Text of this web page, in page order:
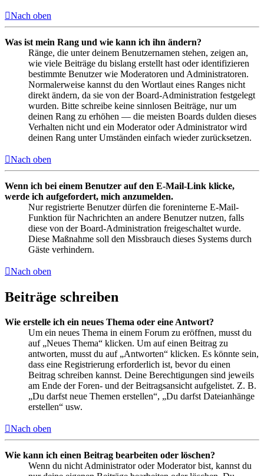
Nach oben
Was ist mein Rang und wie kann ich ihn ändern?
Ränge, die unter deinem Benutzernamen stehen, zeigen an,
wie viele Beiträge du bislang erstellt hast oder identifizieren
bestimmte Benutzer wie Moderatoren und Administratoren.
Normalerweise kannst du den Wortlaut eines Ranges nicht
direkt ändern, da sie von der Board-Administration festgelegt
wurden. Bitte schreibe keine sinnlosen Beiträge, nur um
deinen Rang zu erhöhen — die meisten Boards dulden dieses
Verhalten nicht und ein Moderator oder Administrator wird
deinen Rang unter Umständen einfach wieder zurücksetzen.
Nach oben
Wenn ich bei einem Benutzer auf den E-Mail-Link klicke,
werde ich aufgefordert, mich anzumelden.
Nur registrierte Benutzer dürfen die foreninterne E-Mail-
Funktion für Nachrichten an andere Benutzer nutzen, falls
diese von der Board-Administration freigeschaltet wurde.
Diese Maßnahme soll den Missbrauch dieses Systems durch
Gäste verhindern.
Nach oben
Beiträge schreiben
Wie erstelle ich ein neues Thema oder eine Antwort?
Um ein neues Thema in einem Forum zu eröffnen, musst du
auf „Neues Thema“ klicken. Um auf einen Beitrag zu
antworten, musst du auf „Antworten“ klicken. Es könnte sein,
dass eine Registrierung erforderlich ist, bevor du einen
Beitrag schreiben kannst. Deine Berechtigungen sind jeweils
am Ende der Foren- und der Beitragsansicht aufgelistet. Z. B.
„Du darfst neue Themen erstellen“, „Du darfst Dateianhänge
erstellen“ usw.
Nach oben
Wie kann ich einen Beitrag bearbeiten oder löschen?
Wenn du nicht Administrator oder Moderator bist, kannst du